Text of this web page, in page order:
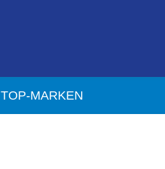
TOP-MARKEN